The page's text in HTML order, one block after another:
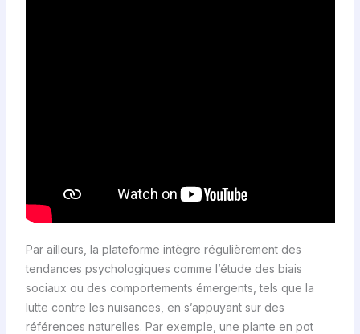
Par ailleurs, la plateforme intègre régulièrement des
tendances psychologiques comme l’étude des biais
sociaux ou des comportements émergents, tels que la
lutte contre les nuisances, en s’appuyant sur des
références naturelles. Par exemple, une plante en pot